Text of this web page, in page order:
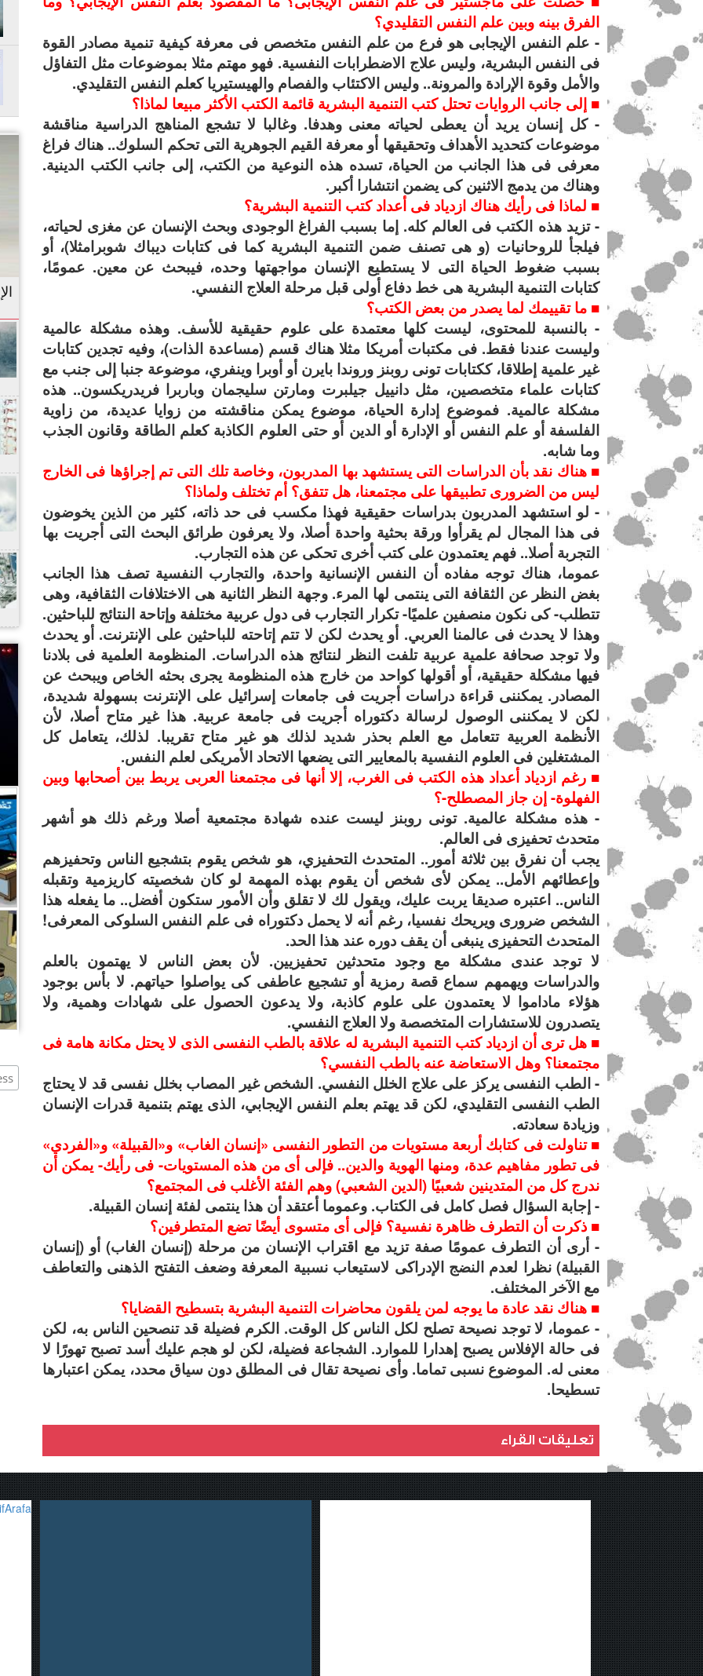
الفرق بينه وبين علم النفس التقليدي؟
- علم النفس الإيجابى هو فرع من علم النفس متخصص فى معرفة كيفية تنمية مصادر القوة
فى النفس البشرية، وليس علاج الاضطرابات النفسية. فهو مهتم مثلا بموضوعات مثل التفاؤل
والأمل وقوة الإرادة والمرونة.. وليس الاكتئاب والفصام والهيستيريا كعلم النفس التقليدي.
■ إلى جانب الروايات تحتل كتب التنمية البشرية قائمة الكتب الأكثر مبيعا لماذا؟
- كل إنسان يريد أن يعطى لحياته معنى وهدفا. وغالبا لا تشجع المناهج الدراسية مناقشة
موضوعات كتحديد الأهداف وتحقيقها أو معرفة القيم الجوهرية التى تحكم السلوك.. هناك فراغ
معرفى فى هذا الجانب من الحياة، تسده هذه النوعية من الكتب، إلى جانب الكتب الدينية.
وهناك من يدمج الاثنين كى يضمن انتشارا أكبر.
■ لماذا فى رأيك هناك ازدياد فى أعداد كتب التنمية البشرية؟
- تزيد هذه الكتب فى العالم كله. إما بسبب الفراغ الوجودى وبحث الإنسان عن مغزى لحياته،
فيلجأ للروحانيات (و هى تصنف ضمن التنمية البشرية كما فى كتابات ديباك شوبرامثلا)، أو
بسبب ضغوط الحياة التى لا يستطيع الإنسان مواجهتها وحده، فيبحث عن معين. عمومًا،
كتابات التنمية البشرية هى خط دفاع أولى قبل مرحلة العلاج النفسي.
■ ما تقييمك لما يصدر من بعض الكتب؟
- بالنسبة للمحتوى، ليست كلها معتمدة على علوم حقيقية للأسف. وهذه مشكلة عالمية
وليست عندنا فقط. فى مكتبات أمريكا مثلا هناك قسم (مساعدة الذات)، وفيه تجدين كتابات
غير علمية إطلاقا، ككتابات تونى روبنز وروندا بايرن أو أوبرا وينفري، موضوعة جنبا إلى جنب مع
كتابات علماء متخصصين، مثل دانييل جيلبرت ومارتن سليجمان وباربرا فريدريكسون.. هذه
مشكلة عالمية. فموضوع إدارة الحياة، موضوع يمكن مناقشته من زوايا عديدة، من زاوية
الفلسفة أو علم النفس أو الإدارة أو الدين أو حتى العلوم الكاذبة كعلم الطاقة وقانون الجذب
وما شابه.
■ هناك نقد بأن الدراسات التى يستشهد بها المدربون، وخاصة تلك التى تم إجراؤها فى الخارج
ليس من الضرورى تطبيقها على مجتمعنا، هل تتفق؟ أم تختلف ولماذا؟
- لو استشهد المدربون بدراسات حقيقية فهذا مكسب فى حد ذاته، كثير من الذين يخوضون
فى هذا المجال لم يقرأوا ورقة بحثية واحدة أصلا، ولا يعرفون طرائق البحث التى أجريت بها
التجربة أصلا.. فهم يعتمدون على كتب أخرى تحكى عن هذه التجارب.
عموما، هناك توجه مفاده أن النفس الإنسانية واحدة، والتجارب النفسية تصف هذا الجانب
بغض النظر عن الثقافة التى ينتمى لها المرء. وجهة النظر الثانية هى الاختلافات الثقافية، وهى
تتطلب- كى نكون منصفين علميًا- تكرار التجارب فى دول عربية مختلفة وإتاحة النتائج للباحثين.
وهذا لا يحدث فى عالمنا العربي. أو يحدث لكن لا تتم إتاحته للباحثين على الإنترنت. أو يحدث
ولا توجد صحافة علمية عربية تلفت النظر لنتائج هذه الدراسات. المنظومة العلمية فى بلادنا
فيها مشكلة حقيقية، أو أقولها كواحد من خارج هذه المنظومة يجرى بحثه الخاص ويبحث عن
المصادر. يمكننى قراءة دراسات أجريت فى جامعات إسرائيل على الإنترنت بسهولة شديدة،
لكن لا يمكننى الوصول لرسالة دكتوراه أجريت فى جامعة عربية. هذا غير متاح أصلا، لأن
الأنظمة العربية تتعامل مع العلم بحذر شديد لذلك هو غير متاح تقريبا. لذلك، يتعامل كل
المشتغلين فى العلوم النفسية بالمعايير التى يضعها الاتحاد الأمريكى لعلم النفس.
■ رغم ازدياد أعداد هذه الكتب فى الغرب، إلا أنها فى مجتمعنا العربى يربط بين أصحابها وبين
الفهلوة- إن جاز المصطلح-؟
- هذه مشكلة عالمية. تونى روبنز ليست عنده شهادة مجتمعية أصلا ورغم ذلك هو أشهر
متحدث تحفيزى فى العالم.
يجب أن نفرق بين ثلاثة أمور.. المتحدث التحفيزي، هو شخص يقوم بتشجيع الناس وتحفيزهم
وإعطائهم الأمل.. يمكن لأى شخص أن يقوم بهذه المهمة لو كان شخصيته كاريزمية وتقبله
الناس.. اعتبره صديقا يربت عليك، ويقول لك لا تقلق وأن الأمور ستكون أفضل.. ما يفعله هذا
الشخص ضرورى ويريحك نفسيا، رغم أنه لا يحمل دكتوراه فى علم النفس السلوكى المعرفى!
المتحدث التحفيزى ينبغى أن يقف دوره عند هذا الحد.
لا توجد عندى مشكلة مع وجود متحدثين تحفيزيين. لأن بعض الناس لا يهتمون بالعلم
والدراسات ويهمهم سماع قصة رمزية أو تشجيع عاطفى كى يواصلوا حياتهم. لا بأس بوجود
هؤلاء ماداموا لا يعتمدون على علوم كاذبة، ولا يدعون الحصول على شهادات وهمية، ولا
يتصدرون للاستشارات المتخصصة ولا العلاج النفسي.
■ هل ترى أن ازدياد كتب التنمية البشرية له علاقة بالطب النفسى الذى لا يحتل مكانة هامة فى
مجتمعنا؟ وهل الاستعاضة عنه بالطب النفسي؟
- الطب النفسى يركز على علاج الخلل النفسي. الشخص غير المصاب بخلل نفسى قد لا يحتاج
الطب النفسى التقليدي، لكن قد يهتم بعلم النفس الإيجابي، الذى يهتم بتنمية قدرات الإنسان
وزيادة سعادته.
■ تناولت فى كتابك أربعة مستويات من التطور النفسى «إنسان الغاب» و«القبيلة» و«الفردي»
فى تطور مفاهيم عدة، ومنها الهوية والدين.. فإلى أى من هذه المستويات- فى رأيك- يمكن أن
ندرج كل من المتدينين شعبيًا (الدين الشعبي) وهم الفئة الأغلب فى المجتمع؟
- إجابة السؤال فصل كامل فى الكتاب. وعموما أعتقد أن هذا ينتمى لفئة إنسان القبيلة.
■ ذكرت أن التطرف ظاهرة نفسية؟ فإلى أى متسوى أيضًا تضع المتطرفين؟
- أرى أن التطرف عمومًا صفة تزيد مع اقتراب الإنسان من مرحلة (إنسان الغاب) أو (إنسان
القبيلة) نظرا لعدم النضج الإدراكى لاستيعاب نسبية المعرفة وضعف التفتح الذهنى والتعاطف
مع الآخر المختلف.
■ هناك نقد عادة ما يوجه لمن يلقون محاضرات التنمية البشرية بتسطيح القضايا؟
- عموما، لا توجد نصيحة تصلح لكل الناس كل الوقت. الكرم فضيلة قد تنصحين الناس به، لكن
فى حالة الإفلاس يصبح إهدارا للموارد. الشجاعة فضيلة، لكن لو هجم عليك أسد تصبح تهورًا لا
معنى له. الموضوع نسبى تماما. وأى نصيحة تقال فى المطلق دون سياق محدد، يمكن اعتبارها
تسطيحا.
تعليقات القراء
,
,